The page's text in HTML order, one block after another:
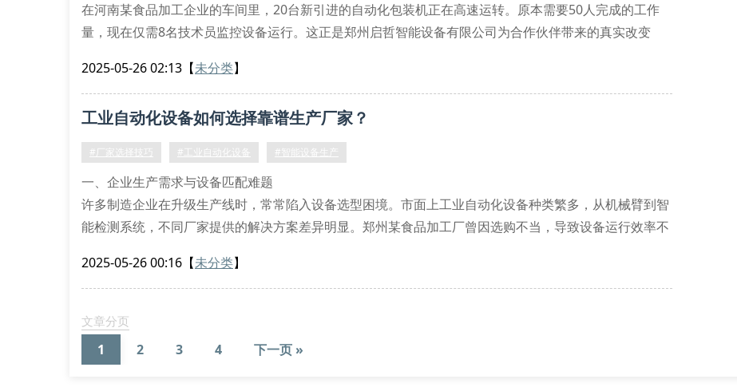
在河南某食品加工企业的车间里，20台新引进的自动化包装机正在高速运转。原本需要50人完成的工作
量，现在仅需8名技术员监控设备运行。这正是郑州启哲智能设备有限公司为合作伙伴带来的真实改变
二、设备选型的三大黄金法则
1. 功能匹配度验证
我们建议企业在选购智能设备时，务必进行现场试机测试。郑州启哲提供的定制化方案包含设备参数校准
2025-05-26 02:13 【未分类】
工业自动化设备如何选择靠谱生产厂家？
#厂家选择技巧 #工业自动化设备 #智能设备生产
一、企业生产需求与设备匹配难题
许多制造企业在升级生产线时，常常陷入设备选型困境。市面上工业自动化设备种类繁多，从机械臂到智
能检测系统，不同厂家提供的解决方案差异明显。郑州某食品加工厂曾因选购不当，导致设备运行效率不
二、评估厂家的五大核心维度
技术研发实力：实地考察生产车间时，重点查看设备原型机的创新设计，例如郑州启哲的模块化组装
2025-05-26 00:16 【未分类】
文章分页
1 2 3 4 下一页 »